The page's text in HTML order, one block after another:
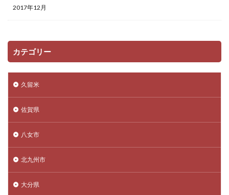
2017年12月
カテゴリー
久留米
佐賀県
八女市
北九州市
大分県